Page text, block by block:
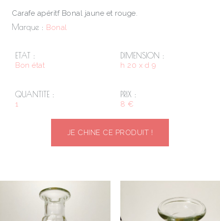
Carafe apéritf Bonal jaune et rouge.
Marque : Bonal
ETAT :
Bon état
DIMENSION :
h 20 x d 9
QUANTITE :
1
PRIX :
8 €
JE CHINE CE PRODUIT !